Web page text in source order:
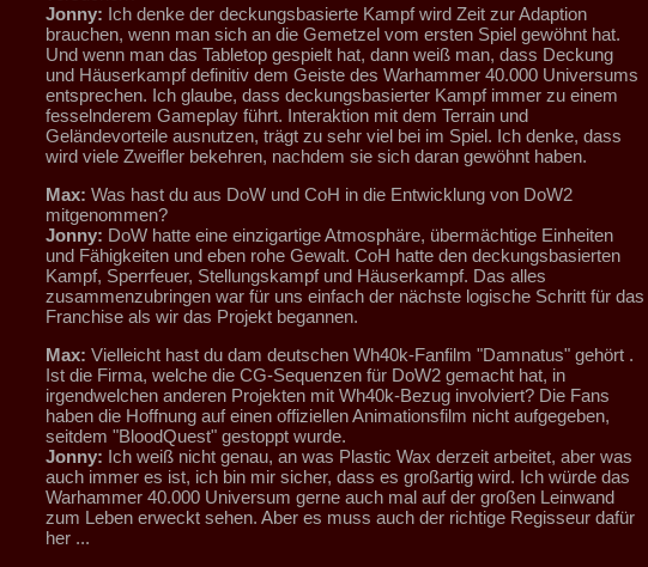
Jonny: Ich denke der deckungsbasierte Kampf wird Zeit zur Adaption
brauchen, wenn man sich an die Gemetzel vom ersten Spiel gewöhnt hat.
Und wenn man das Tabletop gespielt hat, dann weiß man, dass Deckung
und Häuserkampf definitiv dem Geiste des Warhammer 40.000 Universums
entsprechen. Ich glaube, dass deckungsbasierter Kampf immer zu einem
fesselnderem Gameplay führt. Interaktion mit dem Terrain und
Geländevorteile ausnutzen, trägt zu sehr viel bei im Spiel. Ich denke, dass
wird viele Zweifler bekehren, nachdem sie sich daran gewöhnt haben.
Max: Was hast du aus DoW und CoH in die Entwicklung von DoW2
mitgenommen?
Jonny: DoW hatte eine einzigartige Atmosphäre, übermächtige Einheiten
und Fähigkeiten und eben rohe Gewalt. CoH hatte den deckungsbasierten
Kampf, Sperrfeuer, Stellungskampf und Häuserkampf. Das alles
zusammenzubringen war für uns einfach der nächste logische Schritt für das
Franchise als wir das Projekt begannen.
Max: Vielleicht hast du dam deutschen Wh40k-Fanfilm "Damnatus" gehört .
Ist die Firma, welche die CG-Sequenzen für DoW2 gemacht hat, in
irgendwelchen anderen Projekten mit Wh40k-Bezug involviert? Die Fans
haben die Hoffnung auf einen offiziellen Animationsfilm nicht aufgegeben,
seitdem "BloodQuest" gestoppt wurde.
Jonny: Ich weiß nicht genau, an was Plastic Wax derzeit arbeitet, aber was
auch immer es ist, ich bin mir sicher, dass es großartig wird. Ich würde das
Warhammer 40.000 Universum gerne auch mal auf der großen Leinwand
zum Leben erweckt sehen. Aber es muss auch der richtige Regisseur dafür
her ...